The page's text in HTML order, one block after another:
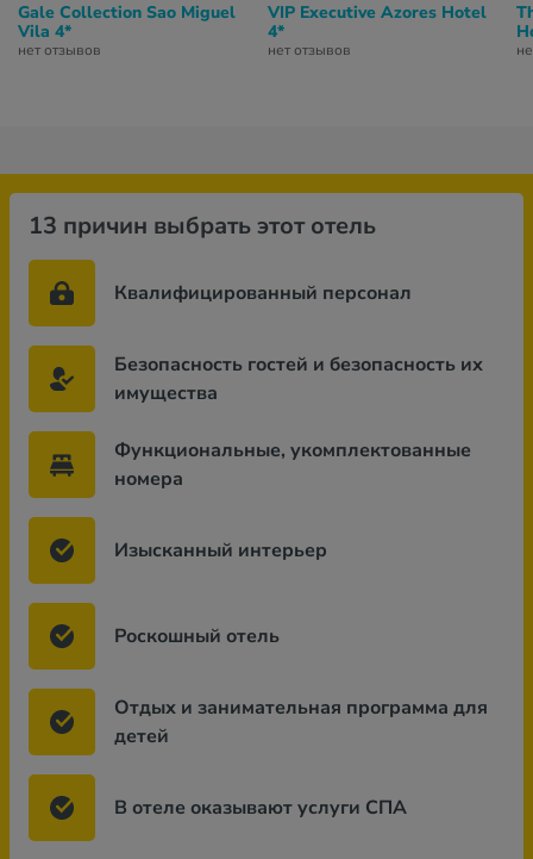
Gale Collection Sao Miguel
Vila 4*
нет отзывов
VIP Executive Azores Hotel
4*
нет отзывов
13 причин выбрать этот отель
Квалифицированный персонал
Безопасность гостей и безопасность их
имущества
Функциональные, укомплектованные
номера
Изысканный интерьер
Роскошный отель
Отдых и занимательная программа для
детей
В отеле оказывают услуги СПА